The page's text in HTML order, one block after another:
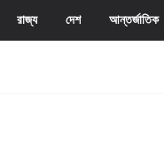
রাজ্য​ দেশ আন্তর্জাতিক